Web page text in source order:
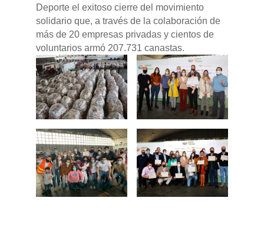
Deporte el exitoso cierre del movimiento
solidario que, a través de la colaboración de
más de 20 empresas privadas y cientos de
voluntarios armó 207.731 canastas.